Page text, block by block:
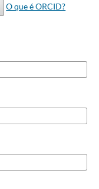
O que é ORCID?